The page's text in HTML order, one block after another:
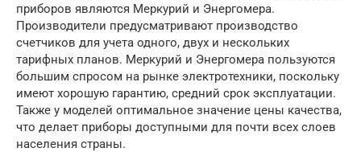
приборов являются Меркурий и Энергомера.
Производители предусматривают производство
счетчиков для учета одного, двух и нескольких
тарифных планов. Меркурий и Энергомера пользуются
большим спросом на рынке электротехники, поскольку
имеют хорошую гарантию, средний срок эксплуатации.
Также у моделей оптимальное значение цены качества,
что делает приборы доступными для почти всех слоев
населения страны.